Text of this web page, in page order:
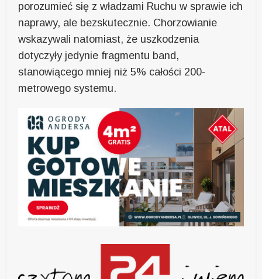
porozumieć się z władzami Ruchu w sprawie ich
naprawy, ale bezskutecznie. Chorzowianie
wskazywali natomiast, że uszkodzenia
dotyczyły jedynie fragmentu band,
stanowiącego mniej niż 5% całości 200-
metrowego systemu.